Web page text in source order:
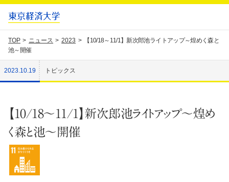
TOP ニュース 2023
【10/18～11/1】新次郎池ライトアップ～煌めく森と
池～開催
2023.10.19 トピックス
【10/18～11/1】新次郎池ライトアップ～煌め
く森と池～開催